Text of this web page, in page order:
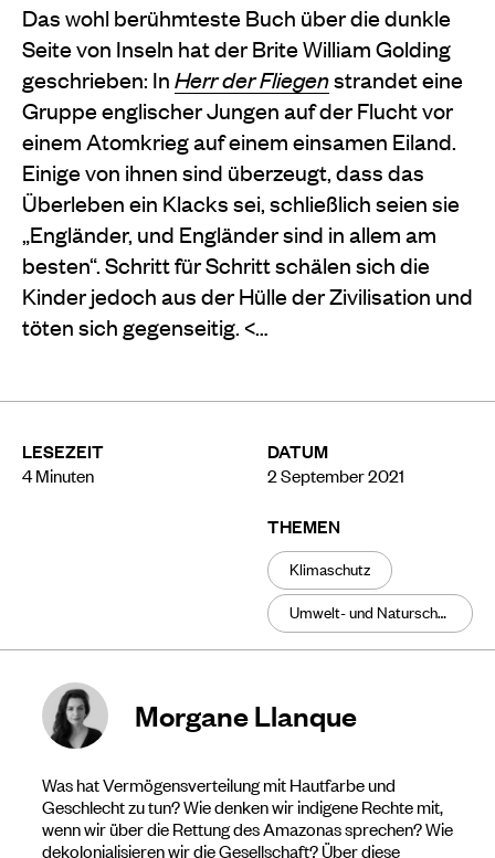
LESEZEIT
4Minuten
DATUM
2 September 2021
THEMEN
Klimaschutz
Umwelt- und Naturschutz
Das wohl berühmteste Buch über die dunkle
Seite von Inseln hat der Brite William Golding
geschrieben: InHerr der Fliegenstrandet eine
Gruppe englischer Jungen auf der Flucht vor
einem Atomkrieg auf einem einsamen Eiland.
Einige von ihnen sind überzeugt, dass das
Überleben ein Klacks sei, schließlich seien sie
„Engländer, und Engländer sind in allem am
besten“. Schritt für Schritt schälen sich die
Kinder jedoch aus der Hülle der Zivilisation und
töten sich gegenseitig. <…
Morgane Llanque
Was hat Vermögensverteilung mit Hautfarbe und
Geschlecht zu tun? Wie denken wir indigene Rechte mit,
wenn wir über die Rettung des Amazonas sprechen? Wie
dekolonialisieren wir die Gesellschaft? Über diese